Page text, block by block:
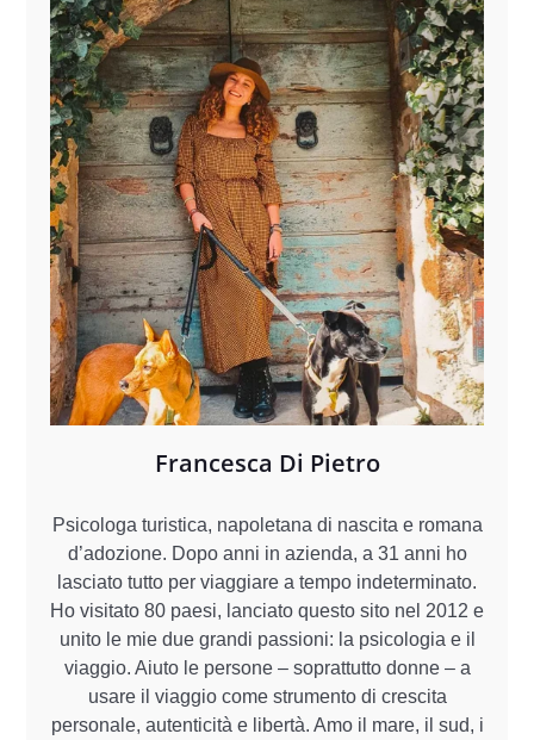
Francesca Di Pietro
Psicologa turistica, napoletana di nascita e romana
d’adozione. Dopo anni in azienda, a 31 anni ho
lasciato tutto per viaggiare a tempo indeterminato.
Ho visitato 80 paesi, lanciato questo sito nel 2012 e
unito le mie due grandi passioni: la psicologia e il
viaggio. Aiuto le persone – soprattutto donne – a
usare il viaggio come strumento di crescita
personale, autenticità e libertà. Amo il mare, il sud, i